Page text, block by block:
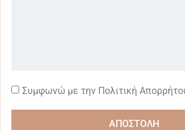
Συμφωνώ με την Πολιτική
ΑΠΟΣΤΟΛΗ